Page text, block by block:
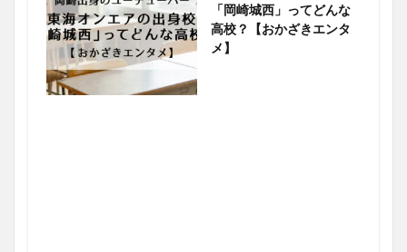
「岡崎城西」ってどんな
高校？【おかざきエンタ
メ】